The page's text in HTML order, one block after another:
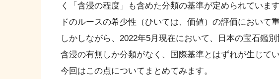
く「含浸の程度」も含めた分類の基準が定められていま
ドのルースの希少性（ひいては、価値）の評価において
しかしながら、2022年5月現在において、日本の宝石鑑
含浸の有無しか分類がなく、国際基準とはずれが生じてい
今回はこの点についてまとめてみます。